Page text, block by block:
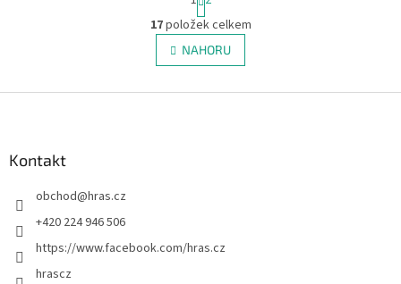
O
v
l
á
ý
t
r
á
n
k
v
17položek celkem
NAHORU
Kontakt
obchod@hras.cz
+420 224 946 506
https://www.facebook.com/hras.cz
hrascz